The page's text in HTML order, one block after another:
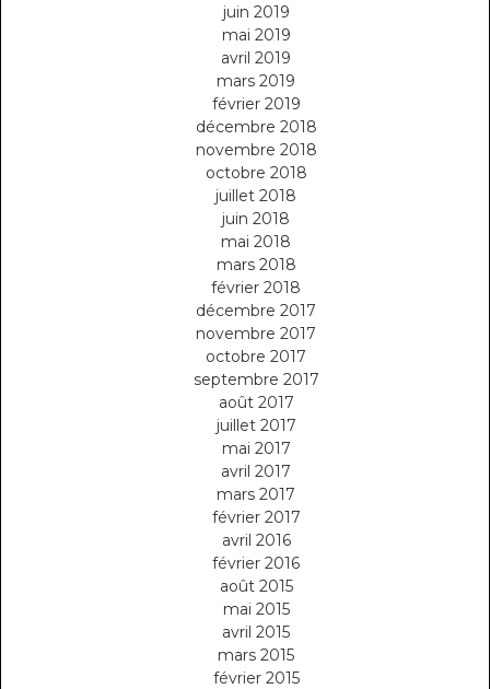
juin 2019
mai 2019
avril 2019
mars 2019
février 2019
décembre 2018
novembre 2018
octobre 2018
juillet 2018
juin 2018
mai 2018
mars 2018
février 2018
décembre 2017
novembre 2017
octobre 2017
septembre 2017
août 2017
juillet 2017
mai 2017
avril 2017
mars 2017
février 2017
avril 2016
février 2016
août 2015
mai 2015
avril 2015
mars 2015
février 2015